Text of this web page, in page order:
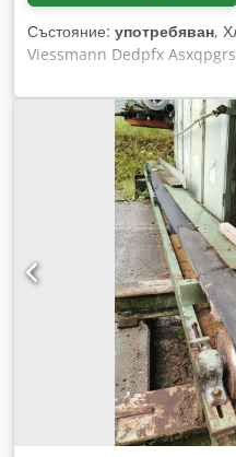
Състояние: употребяван,
Viessmann Dedpfx
x 2100 x 2450 мм -
мм - Дебелина на
вратата: 800 мм - Под от
агрегат в комплекта -